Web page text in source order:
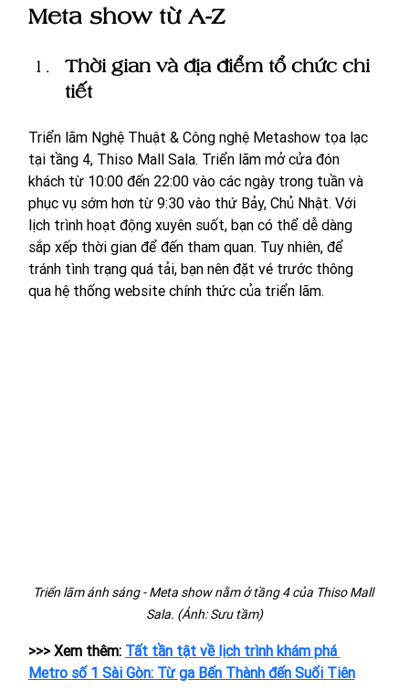
Meta show từ A-Z
Thời gian và địa điểm tổ chức chi
tiết
Triển lãm Nghệ Thuật & Công nghệ Metashow tọa lạc
tại tầng 4, Thiso Mall Sala. Triển lãm mở cửa đón
khách từ 10:00 đến 22:00 vào các ngày trong tuần và
phục vụ sớm hơn từ 9:30 vào thứ Bảy, Chủ Nhật. Với
lịch trình hoạt động xuyên suốt, bạn có thể dễ dàng
sắp xếp thời gian để đến tham quan. Tuy nhiên, để
tránh tình trạng quá tải, bạn nên đặt vé trước thông
qua hệ thống website chính thức của triển lãm.
Triển lãm ánh sáng - Meta show nằm ở tầng 4 của Thiso Mall
Sala. (Ảnh: Sưu tầm)
>>> Xem thêm: Tất tần tật về lịch trình khám phá
Metro số 1 Sài Gòn: Từ ga Bến Thành đến Suối Tiên